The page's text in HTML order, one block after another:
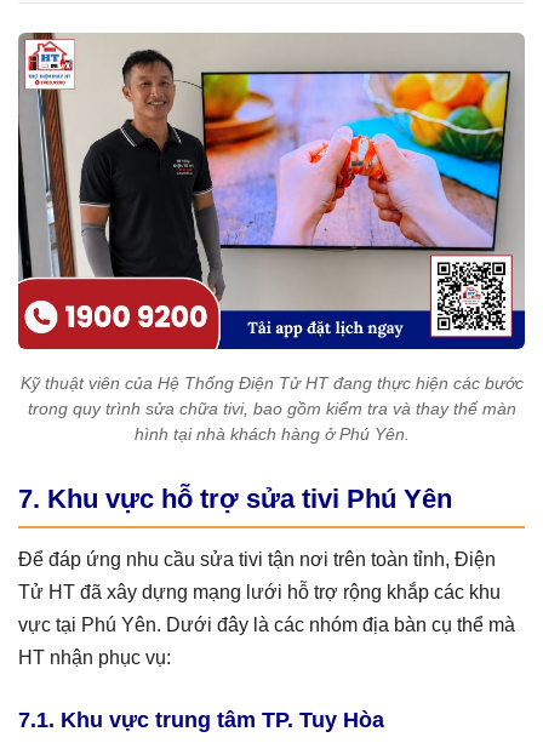
Kỹ thuật viên của Hệ Thống Điện Tử HT đang thực hiện các bước
trong quy trình sửa chữa tivi, bao gồm kiểm tra và thay thế màn
hình tại nhà khách hàng ở Phú Yên.
7. Khu vực hỗ trợ sửa tivi Phú Yên
Để đáp ứng nhu cầu sửa tivi tận nơi trên toàn tỉnh, Điện
Tử HT đã xây dựng mạng lưới hỗ trợ rộng khắp các khu
vực tại Phú Yên. Dưới đây là các nhóm địa bàn cụ thể mà
HT nhận phục vụ:
7.1. Khu vực trung tâm TP. Tuy Hòa